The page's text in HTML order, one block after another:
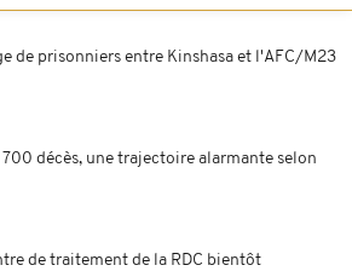
de prisonniers entre Kinshasa et l'AFC/M23
700 décès, une trajectoire alarmante selon
de traitement de la RDC bientôt